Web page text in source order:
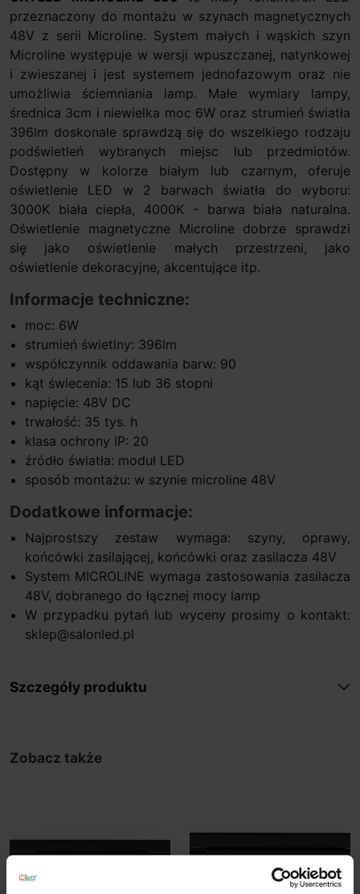
przeznaczony do montażu w szynach magnetycznych
48V z serii Microline. System małych i wąskich szyn
Microline występuje w wersji wpuszczanej, natynkowej
i zwieszanej i jest systemem jednofazowym oraz nie
umożliwia ściemniania lamp. Małe wymiary lampy,
średnica 3cm i niewielka moc 6W oraz strumień światła
396lm doskonale sprawdzą się do wszelkiego rodzaju
podświetleń wybranych miejsc lub przedmiotów.
Dostępny w kolorze białym lub czarnym, oferuje
oświetlenie LED w 2 barwach światła do wyboru:
3000K biała ciepła, 4000K - barwa biała naturalna.
Oświetlenie magnetyczne Microline dobrze sprawdzi
się jako oświetlenie małych przestrzeni, jako
oświetlenie dekoracyjne, akcentujące itp.
Informacje techniczne:
moc: 6W
strumień świetlny: 396lm
współczynnik oddawania barw: 90
kąt świecenia: 15 lub 36 stopni
napięcie: 48V DC
trwałość: 35 tys. h
klasa ochrony IP: 20
źródło światła: moduł LED
sposób montażu: w szynie microline 48V
Dodatkowe informacje:
Najprostszy zestaw wymaga: szyny, oprawy,
końcówki zasilającej, końcówki oraz zasilacza 48V
System MICROLINE wymaga zastosowania zasilacza
48V, dobranego do łącznej mocy lamp
W przypadku pytań lub wyceny prosimy o kontakt:
sklep@salonled.pl
Szczegóły produktu
Zobacz także